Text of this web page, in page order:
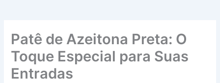
Patê de Azeitona Preta: O
Toque Especial para Suas
Entradas